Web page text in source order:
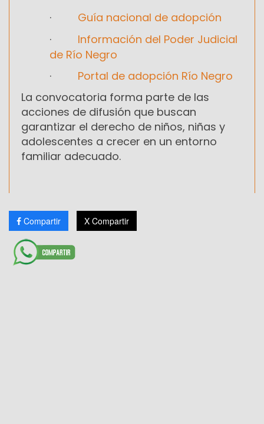
·
Guía nacional de adopción
·
Información del Poder Judicial
de Río Negro
·
Portal de adopción Río Negro
La convocatoria forma parte de las
acciones de difusión que buscan
garantizar el derecho de niños, niñas y
adolescentes a crecer en un entorno
familiar adecuado.
Compartir X Compartir